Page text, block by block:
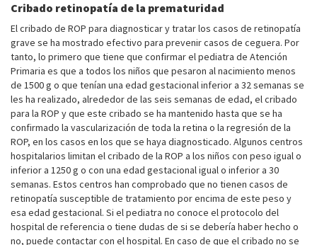
Cribado retinopatía de la prematuridad
El cribado de ROP para diagnosticar y tratar los casos de retinopatía
grave se ha mostrado efectivo para prevenir casos de ceguera. Por
tanto, lo primero que tiene que confirmar el pediatra de Atención
Primaria es que a todos los niños que pesaron al nacimiento menos
de 1500 g o que tenían una edad gestacional inferior a 32 semanas se
les ha realizado, alrededor de las seis semanas de edad, el cribado
para la ROP y que este cribado se ha mantenido hasta que se ha
confirmado la vascularización de toda la retina o la regresión de la
ROP, en los casos en los que se haya diagnosticado. Algunos centros
hospitalarios limitan el cribado de la ROP a los niños con peso igual o
inferior a 1250 g o con una edad gestacional igual o inferior a 30
semanas. Estos centros han comprobado que no tienen casos de
retinopatía susceptible de tratamiento por encima de este peso y
esa edad gestacional. Si el pediatra no conoce el protocolo del
hospital de referencia o tiene dudas de si se debería haber hecho o
no, puede contactar con el hospital. En caso de que el cribado no se